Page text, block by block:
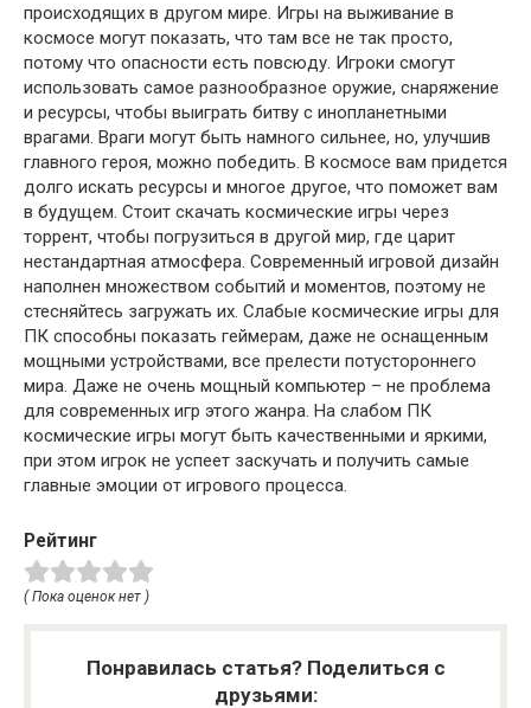
происходящих в другом мире. Игры на выживание в
космосе могут показать, что там все не так просто,
потому что опасности есть повсюду. Игроки смогут
использовать самое разнообразное оружие, снаряжение
и ресурсы, чтобы выиграть битву с инопланетными
врагами. Враги могут быть намного сильнее, но, улучшив
главного героя, можно победить. В космосе вам придется
долго искать ресурсы и многое другое, что поможет вам
в будущем. Стоит скачать космические игры через
торрент, чтобы погрузиться в другой мир, где царит
нестандартная атмосфера. Современный игровой дизайн
наполнен множеством событий и моментов, поэтому не
стесняйтесь загружать их. Слабые космические игры для
ПК способны показать геймерам, даже не оснащенным
мощными устройствами, все прелести потустороннего
мира. Даже не очень мощный компьютер – не проблема
для современных игр этого жанра. На слабом ПК
космические игры могут быть качественными и яркими,
при этом игрок не успеет заскучать и получить самые
главные эмоции от игрового процесса.
Рейтинг
( Пока оценок нет )
Понравилась статья? Поделиться с
друзьями: